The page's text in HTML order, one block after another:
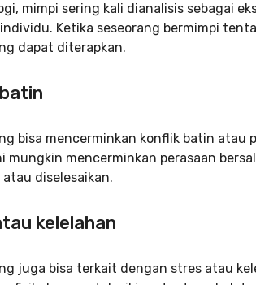
mimpi sering kali dianalisis sebagai
Ketika seseorang bermimpi
dapat diterapkan.
bisa mencerminkan konflik batin
mungkin mencerminkan perasaan
diselesaikan.
kelelahan
juga bisa terkait dengan stres atau